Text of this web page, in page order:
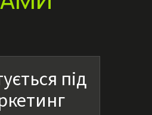
під